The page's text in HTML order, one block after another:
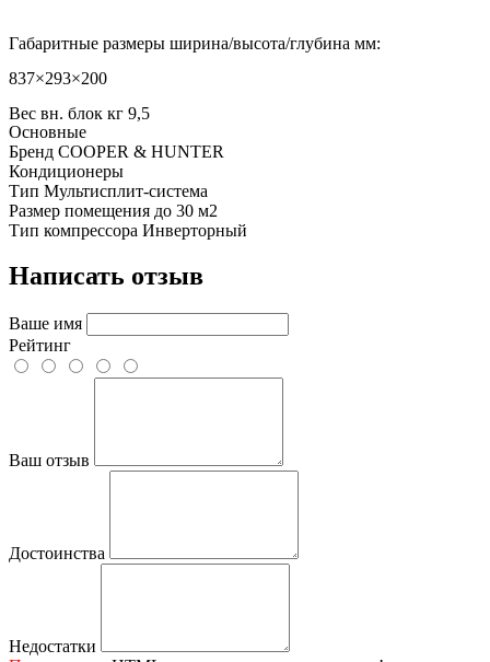
Габаритные размеры ширина/высота/глубина мм:
837×293×200
Вес вн. блок кг 9,5
Основные
Бренд COOPER & HUNTER
Кондиционеры
Тип Мультисплит-система
Размер помещения до 30 м2
Тип компрессора Инверторный
Написать отзыв
Ваше имя
Рейтинг
Ваш отзыв
Достоинства
Недостатки